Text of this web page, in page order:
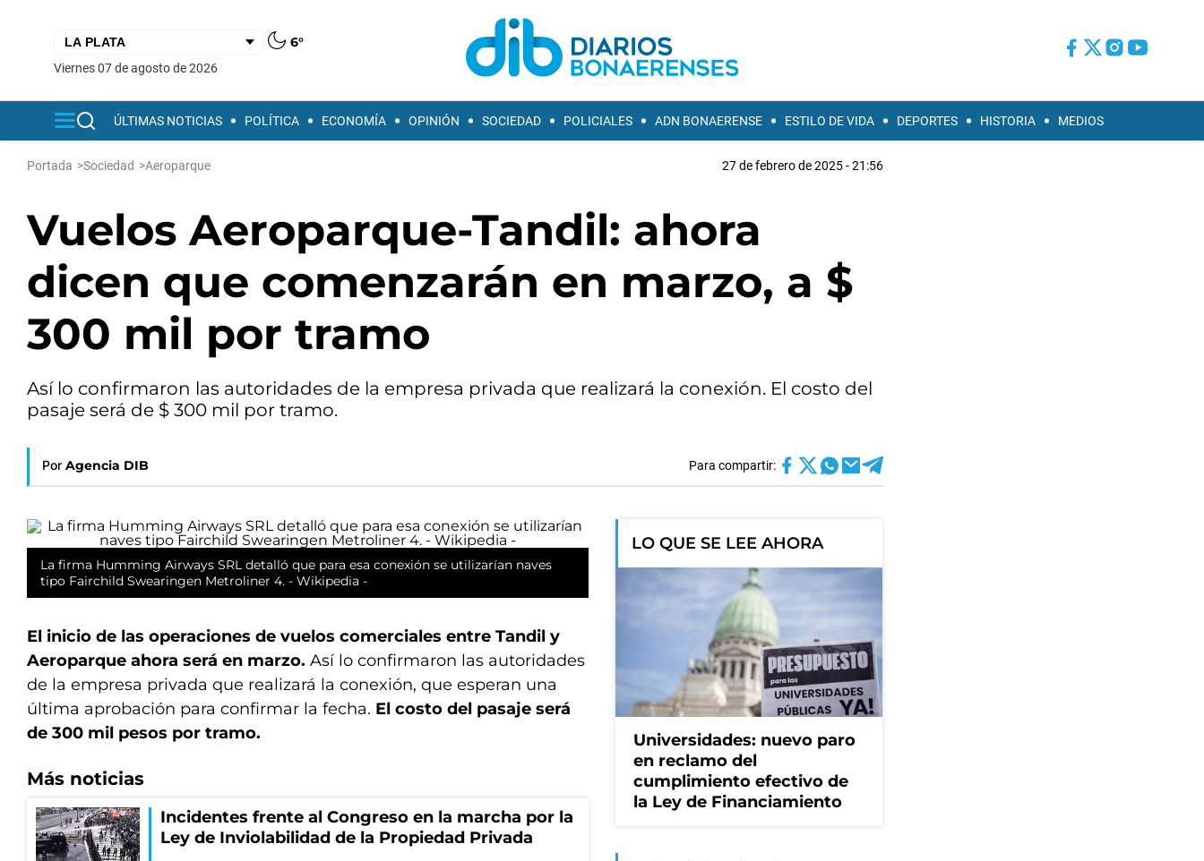
6°
viernes 07 de agosto de 2026
ÚLTIMAS NOTICIAS POLÍTICA ECONOMÍA OPINIÓN SOCIEDAD POLICIALES ADN BONAERENSE ESTILO DE VIDA DEPORTES HISTORIA MEDIOS
Portada >Sociedad >Aeroparque 27 de febrero de 2025 - 21:56
Vuelos Aeroparque-Tandil: ahora
dicen que comenzarán en marzo, a $
300 mil por tramo
Así lo confirmaron las autoridades de la empresa privada que realizará la conexión. El costo del
pasaje será de $ 300 mil por tramo.
Por Agencia DIB Para compartir:
La firma Humming Airways SRL detalló que para esa conexión se utilizarían naves
tipo Fairchild Swearingen Metroliner 4. - Wikipedia -
El inicio de las operaciones de vuelos comerciales entre Tandil y
Aeroparque ahora será en marzo. Así lo confirmaron las autoridades
de la empresa privada que realizará la conexión, que esperan una
última aprobación para confirmar la fecha. El costo del pasaje será
de 300 mil pesos por tramo.
Más noticias
Incidentes frente al Congreso en la marcha por la
Ley de Inviolabilidad de la Propiedad Privada
LO QUE SE LEE AHORA
Universidades: nuevo paro
en reclamo del
cumplimiento efectivo de
la Ley de Financiamiento